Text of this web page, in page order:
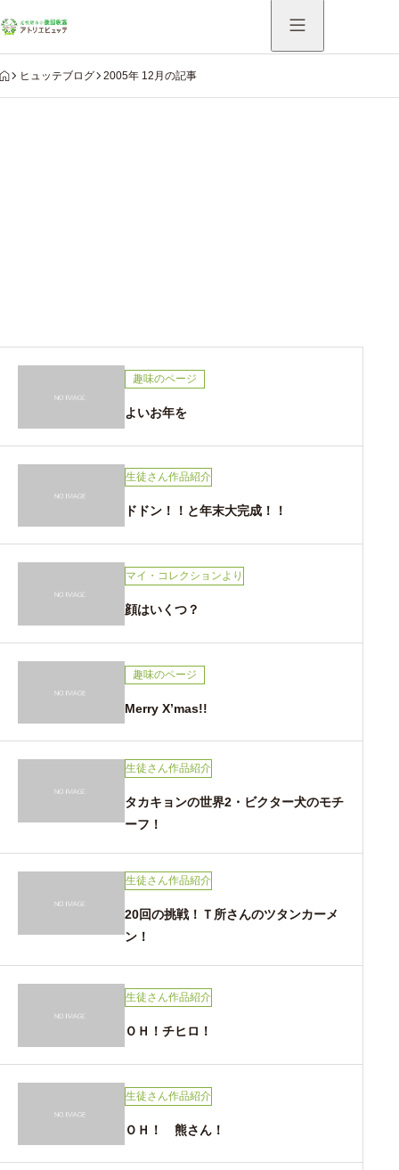
HOME
ヒュッテブログ 2005年 12月の記事
趣味のページ
よいお年を
生徒さん作品紹介
ドドン！！と年末大完成！！
マイ・コレクションより
顔はいくつ？
趣味のページ
Merry X’mas!!
生徒さん作品紹介
タカキョンの世界2・ビクター犬のモチ
ーフ！
生徒さん作品紹介
20回の挑戦！Ｔ所さんのツタンカーメ
ン！
生徒さん作品紹介
ＯＨ！チヒロ！
生徒さん作品紹介
ＯＨ！ 熊さん！